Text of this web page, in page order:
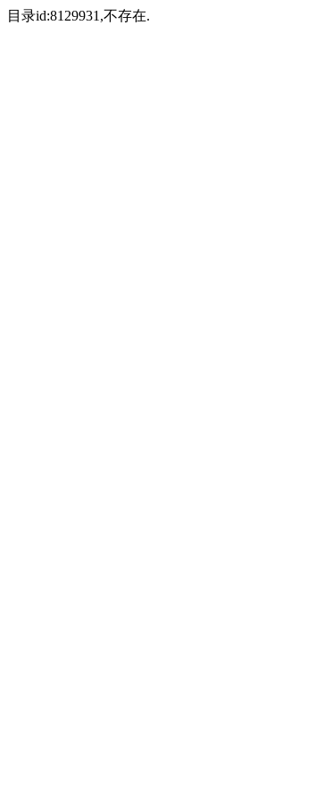
目录id:8129931,不存在.